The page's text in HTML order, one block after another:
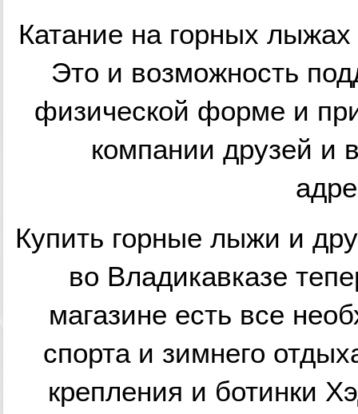
Катание на горных
Это и возможность
физической форме и
компании друзей и
Купить горные лыжи и
во Владикавказе
магазине есть все
спорта и зимнего
крепления и ботинки